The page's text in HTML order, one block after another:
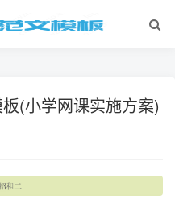
(小学网课实施方案)